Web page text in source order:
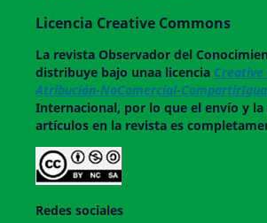
Licencia Creative Commons
La revistaObservador del
distribuye bajo unaa licencia Creative
Atribución-NoComercial-
Internacional, por lo que el envío y
artículos en la revista es
Redes sociales